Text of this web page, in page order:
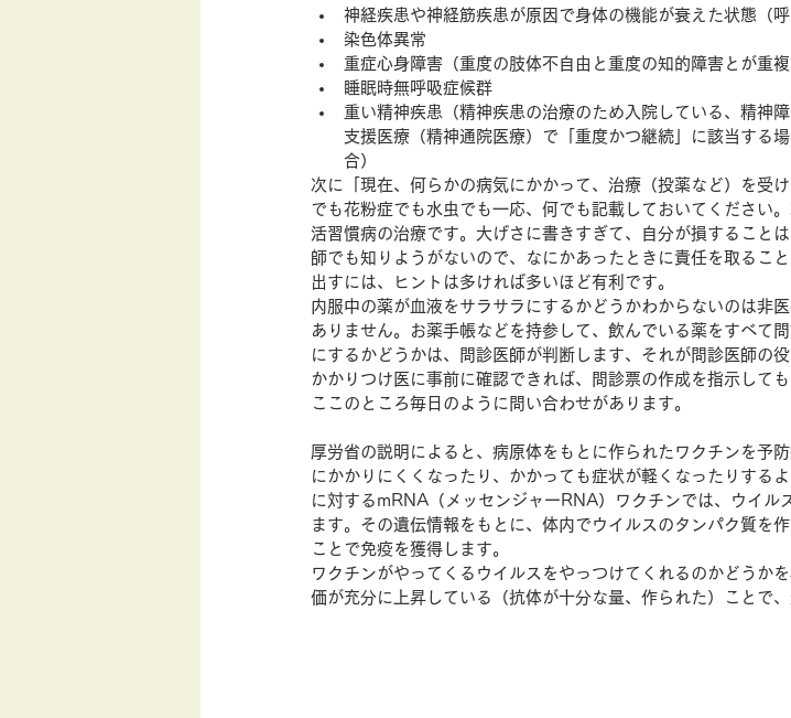
神経疾患や神経筋疾患が原因で身体の機能が衰えた状態（呼
染色体異常
重症心身障害（重度の肢体不自由と重度の知的障害とが重複
睡眠時無呼吸症候群
重い精神疾患（精神疾患の治療のため入院している、精神
支援医療（精神通院医療）で「重度かつ継続」に該当する
合）
次に「現在、何らかの病気にかかって、治療（投薬など）を受
でも花粉症でも水虫でも一応、何でも記載しておいてください
活習慣病の治療です。大げさに書きすぎて、自分が損すること
師でも知りようがないので、なにかあったときに責任を取るこ
出すには、ヒントは多ければ多いほど有利です。
内服中の薬が血液をサラサラにするかどうかわからないのは非
ありません。お薬手帳などを持参して、飲んでいる薬をすべて
にするかどうかは、問診医師が判断します、それが問診医師の役
かかりつけ医に事前に確認できれば、問診票の作成を指示して
ここのところ毎日のように問い合わせがあります。
厚労省の説明によると、病原体をもとに作られたワクチンを予
にかかりにくくなったり、かかっても症状が軽くなったりする
に対するmRNA（メッセンジャーRNA）ワクチンでは、ウイル
ます。その遺伝情報をもとに、体内でウイルスのタンパク質を
ことで免疫を獲得します。
ワクチンがやってくるウイルスをやっつけてくれるのかどうか
価が充分に上昇している（抗体が十分な量、作られた）ことで